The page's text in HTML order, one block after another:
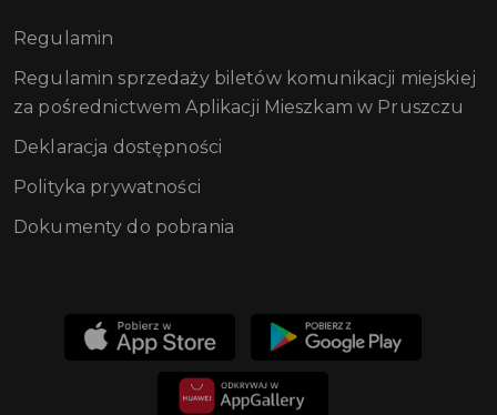
Regulamin
Regulamin sprzedaży biletów komunikacji miejskiej
za pośrednictwem Aplikacji Mieszkam w Pruszczu
Deklaracja dostępności
Polityka prywatności
Dokumenty do pobrania